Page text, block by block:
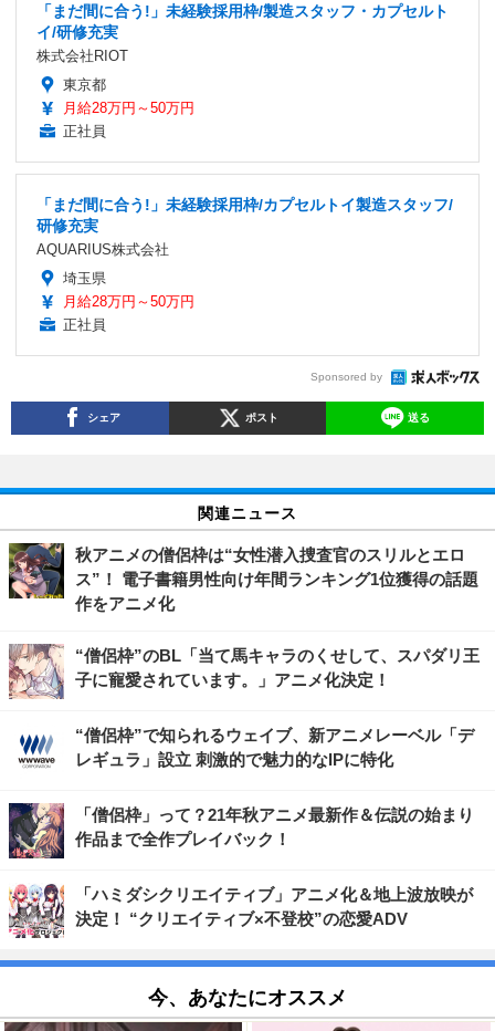
「まだ間に合う!」未経験採用枠/製造スタッフ・カプセルト
イ/研修充実
株式会社RIOT
東京都
月給28万円～50万円
正社員
「まだ間に合う!」未経験採用枠/カプセルトイ製造スタッフ/
研修充実
AQUARIUS株式会社
埼玉県
月給28万円～50万円
正社員
Sponsored by
シェア ポスト 送る
関連ニュース
秋アニメの僧侶枠は“女性潜入捜査官のスリルとエロ
ス”！ 電子書籍男性向け年間ランキング1位獲得の話題
作をアニメ化
“僧侶枠”のBL「当て馬キャラのくせして、スパダリ王
子に寵愛されています。」アニメ化決定！
“僧侶枠”で知られるウェイブ、新アニメレーベル「デ
レギュラ」設立 刺激的で魅力的なIPに特化
「僧侶枠」って？21年秋アニメ最新作＆伝説の始まり
作品まで全作プレイバック！
「ハミダシクリエイティブ」アニメ化＆地上波放映が
決定！ “クリエイティブ×不登校”の恋愛ADV
今、あなたにオススメ